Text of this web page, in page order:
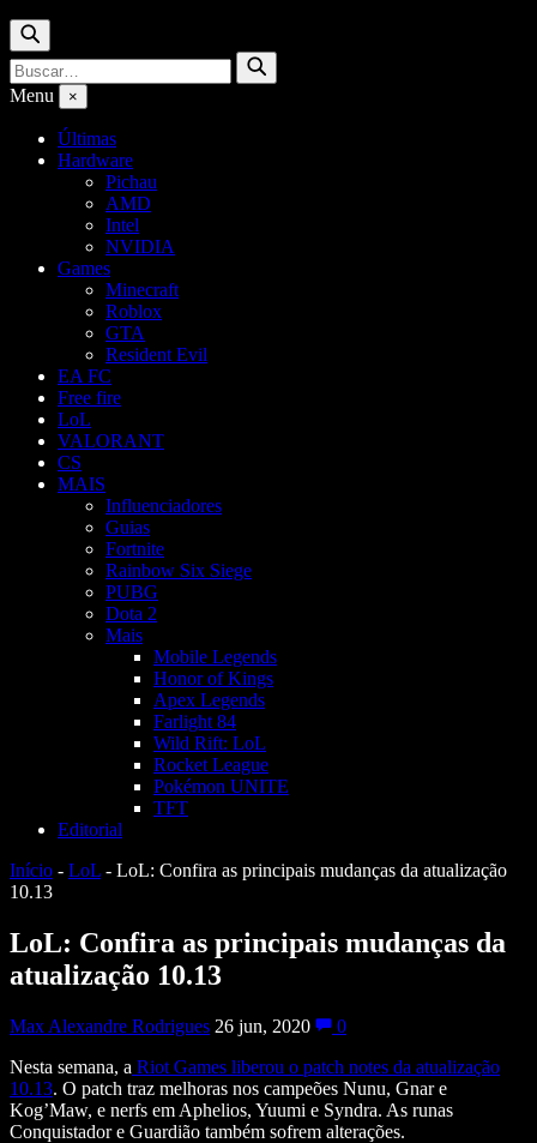
Buscar
Buscar
por:
Buscar
Menu ×
Últimas
Hardware
Pichau
AMD
Intel
NVIDIA
Games
Minecraft
Roblox
GTA
Resident Evil
EA FC
Free fire
LoL
VALORANT
CS
MAIS
Influenciadores
Guias
Fortnite
Rainbow Six Siege
PUBG
Dota 2
Mais
Mobile Legends
Honor of Kings
Apex Legends
Farlight 84
Wild Rift: LoL
Rocket League
Pokémon UNITE
TFT
Editorial
Início - LoL - LoL: Confira as principais mudanças da atualização
10.13
LoL: Confira as principais mudanças da
atualização 10.13
Max Alexandre Rodrigues 26 jun, 2020
0
Nesta semana, a Riot Games liberou o patch notes da atualização
10.13. O patch traz melhoras nos campeões Nunu, Gnar e
Kog’Maw, e nerfs em Aphelios, Yuumi e Syndra. As runas
Conquistador e Guardião também sofrem alterações.